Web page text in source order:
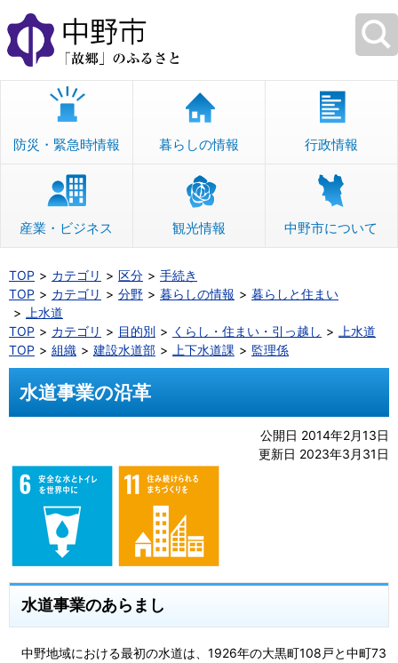
本
文
へ
移
防災・緊急時情報 暮らしの情報 行政情報
産業・ビジネス 観光情報 中野市について
TOP カテゴリ 区分
手続き
TOP
カテゴリ 分野 暮らしの情報
暮らしと住まい
上水道
TOP
カテゴリ 目的別 くらし・住まい・引っ越し
上水道
TOP
組織 建設水道部 上下水道課 監理係
水道事業の沿革
公開日 2014年2月13日
更新日 2023年3月31日
水道事業のあらまし
中野地域における最初の水道は、1926年の大黒町108戸と中町73